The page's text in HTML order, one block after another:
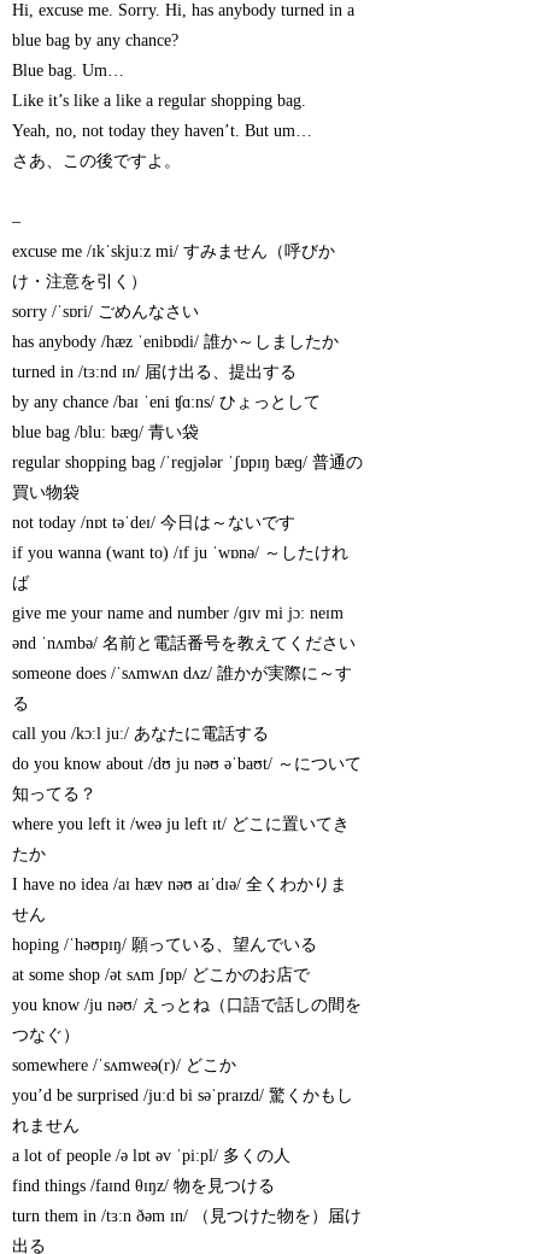
Hi, excuse me. Sorry. Hi, has anybody turned in a
blue bag by any chance?
Blue bag. Um…
Like it’s like a like a regular shopping bag.
Yeah, no, not today they haven’t. But um…
さあ、この後ですよ。
–
excuse me /ɪkˈskjuːz mi/ すみません（呼びか
け・注意を引く）
sorry /ˈsɒri/ ごめんなさい
has anybody /hæz ˈenibɒdi/ 誰か～しましたか
turned in /tɜːnd ɪn/ 届け出る、提出する
by any chance /baɪ ˈeni ʧɑːns/ ひょっとして
blue bag /bluː bæɡ/ 青い袋
regular shopping bag /ˈreɡjələr ˈʃɒpɪŋ bæɡ/ 普通の
買い物袋
not today /nɒt təˈdeɪ/ 今日は～ないです
if you wanna (want to) /ɪf ju ˈwɒnə/ ～したけれ
ば
give me your name and number /ɡɪv mi jɔː neɪm
ənd ˈnʌmbə/ 名前と電話番号を教えてください
someone does /ˈsʌmwʌn dʌz/ 誰かが実際に～す
る
call you /kɔːl juː/ あなたに電話する
do you know about /dʊ ju nəʊ əˈbaʊt/ ～について
知ってる？
where you left it /weə ju left ɪt/ どこに置いてき
たか
I have no idea /aɪ hæv nəʊ aɪˈdɪə/ 全くわかりま
せん
hoping /ˈhəʊpɪŋ/ 願っている、望んでいる
at some shop /ət sʌm ʃɒp/ どこかのお店で
you know /ju nəʊ/ えっとね（口語で話しの間を
つなぐ）
somewhere /ˈsʌmweə(r)/ どこか
you’d be surprised /juːd bi səˈpraɪzd/ 驚くかもし
れません
a lot of people /ə lɒt əv ˈpiːpl/ 多くの人
find things /faɪnd θɪŋz/ 物を見つける
turn them in /tɜːn ðəm ɪn/ （見つけた物を）届け
出る